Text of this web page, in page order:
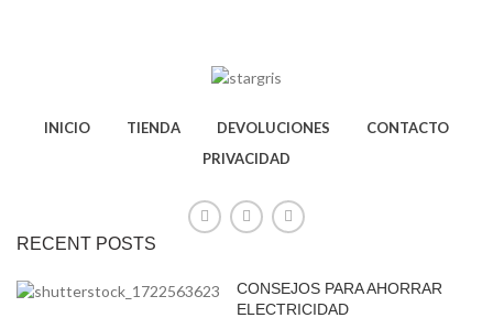
INICIO TIENDA DEVOLUCIONES
CONTACTO
PRIVACIDAD
RECENT POSTS
CONSEJOS PARA AHORRAR
ELECTRICIDAD